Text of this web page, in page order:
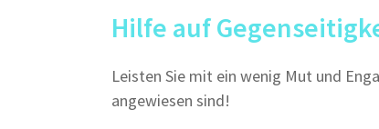
Hilfe auf
Leisten Sie mit ein wenig Mut und
angewiesen sind!